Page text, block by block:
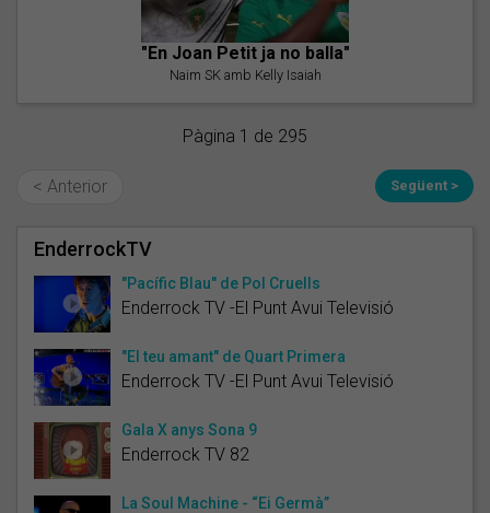
"En Joan Petit ja no balla"
Naim SK amb Kelly Isaiah
Pàgina 1 de 295
< Anterior Següent >
EnderrockTV
"Pacífic Blau" de Pol Cruells
Enderrock TV -El Punt Avui Televisió
"El teu amant" de Quart Primera
Enderrock TV -El Punt Avui Televisió
Gala X anys Sona 9
Enderrock TV 82
La Soul Machine - “Ei Germà”